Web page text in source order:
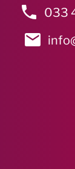
033